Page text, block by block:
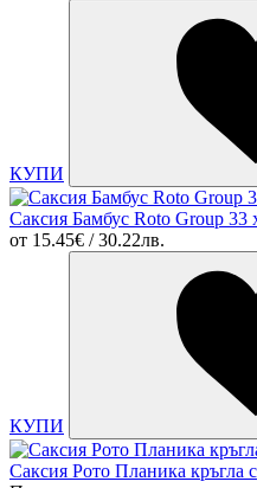
КУПИ
Саксия Бамбус Roto Group 33
от 15.45€ / 30.22лв.
КУПИ
Саксия Рото Планика кръгла